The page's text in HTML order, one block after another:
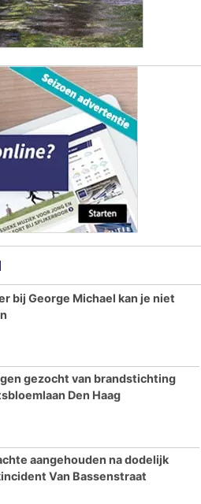
bij George Michael kan je niet
gezocht van brandstichting
Den Haag
aangehouden na dodelijk
Van Bassenstraat